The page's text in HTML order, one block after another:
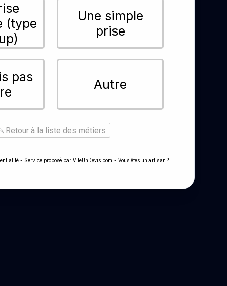
(type
Une simple
prise
pas
Autre
Retour à la liste des métiers
- Service proposé par ViteUnDevis.com - Vous êtes un artisan ?